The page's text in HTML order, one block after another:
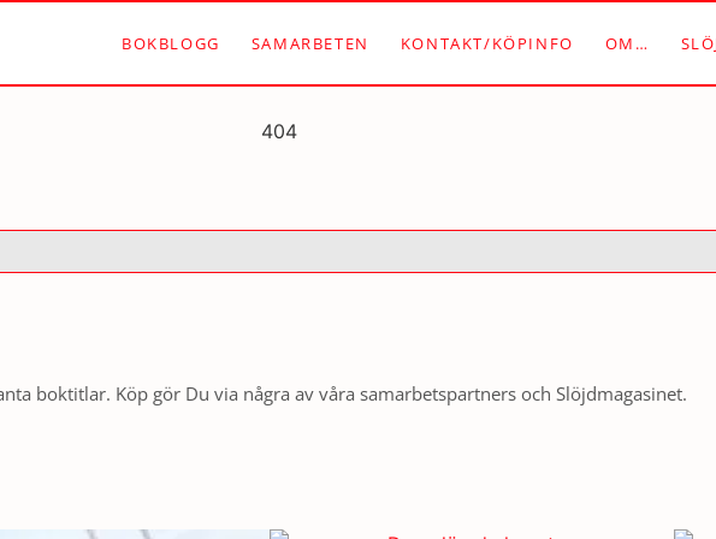
BOKBLOGG SAMARBETEN KONTAKT/KÖPINFO OM…
boktitlar. Köp gör Du via några av våra samarbetspartners och Slöjdmagasinet.